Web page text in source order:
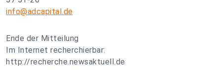
info@adcapital.de
Ende der Mitteilung
Im Internet recherchierbar:
http://recherche.newsaktuell.de